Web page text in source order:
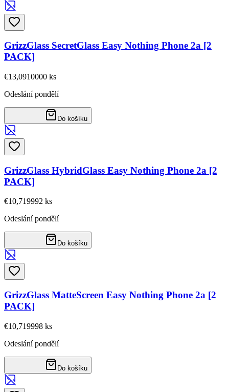
GrizzGlass SecretGlass Easy Nothing Phone 2a [2
PACK]
€13,0910000 ks
Odeslání pondělí
Do košíku
GrizzGlass HybridGlass Easy Nothing Phone 2a [2
PACK]
€10,719992 ks
Odeslání pondělí
Do košíku
GrizzGlass MatteScreen Easy Nothing Phone 2a [2
PACK]
€10,719998 ks
Odeslání pondělí
Do košíku